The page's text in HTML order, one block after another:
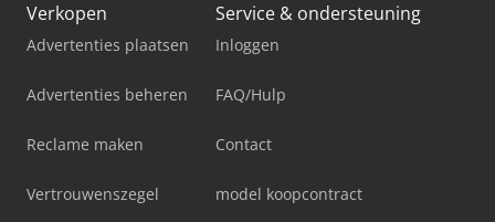
Verkopen
Advertenties plaatsen
Advertenties beheren
Reclame maken
Vertrouwenszegel
Service & ondersteuning
Inloggen
FAQ/Hulp
Contact
model koopcontract